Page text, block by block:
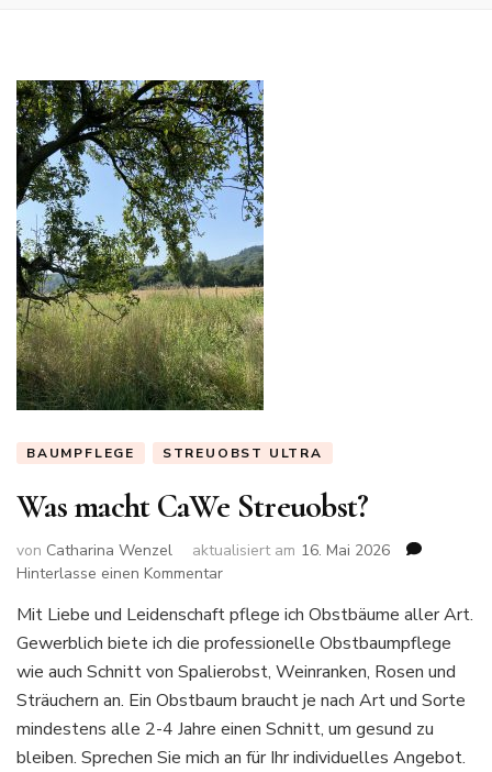
BAUMPFLEGE STREUOBST ULTRA
Was macht CaWe Streuobst?
von Catharina Wenzel aktualisiert am 16. Mai 2026
Hinterlasse einen Kommentarzu
macht
CaWe
Streuobst?
Mit Liebe und Leidenschaft pflege ich Obstbäume aller Art.
Gewerblich biete ich die professionelle Obstbaumpflege
wie auch Schnitt von Spalierobst, Weinranken, Rosen und
Sträuchern an. Ein Obstbaum braucht je nach Art und Sorte
mindestens alle 2-4 Jahre einen Schnitt, um gesund zu
bleiben. Sprechen Sie mich an für Ihr individuelles Angebot.